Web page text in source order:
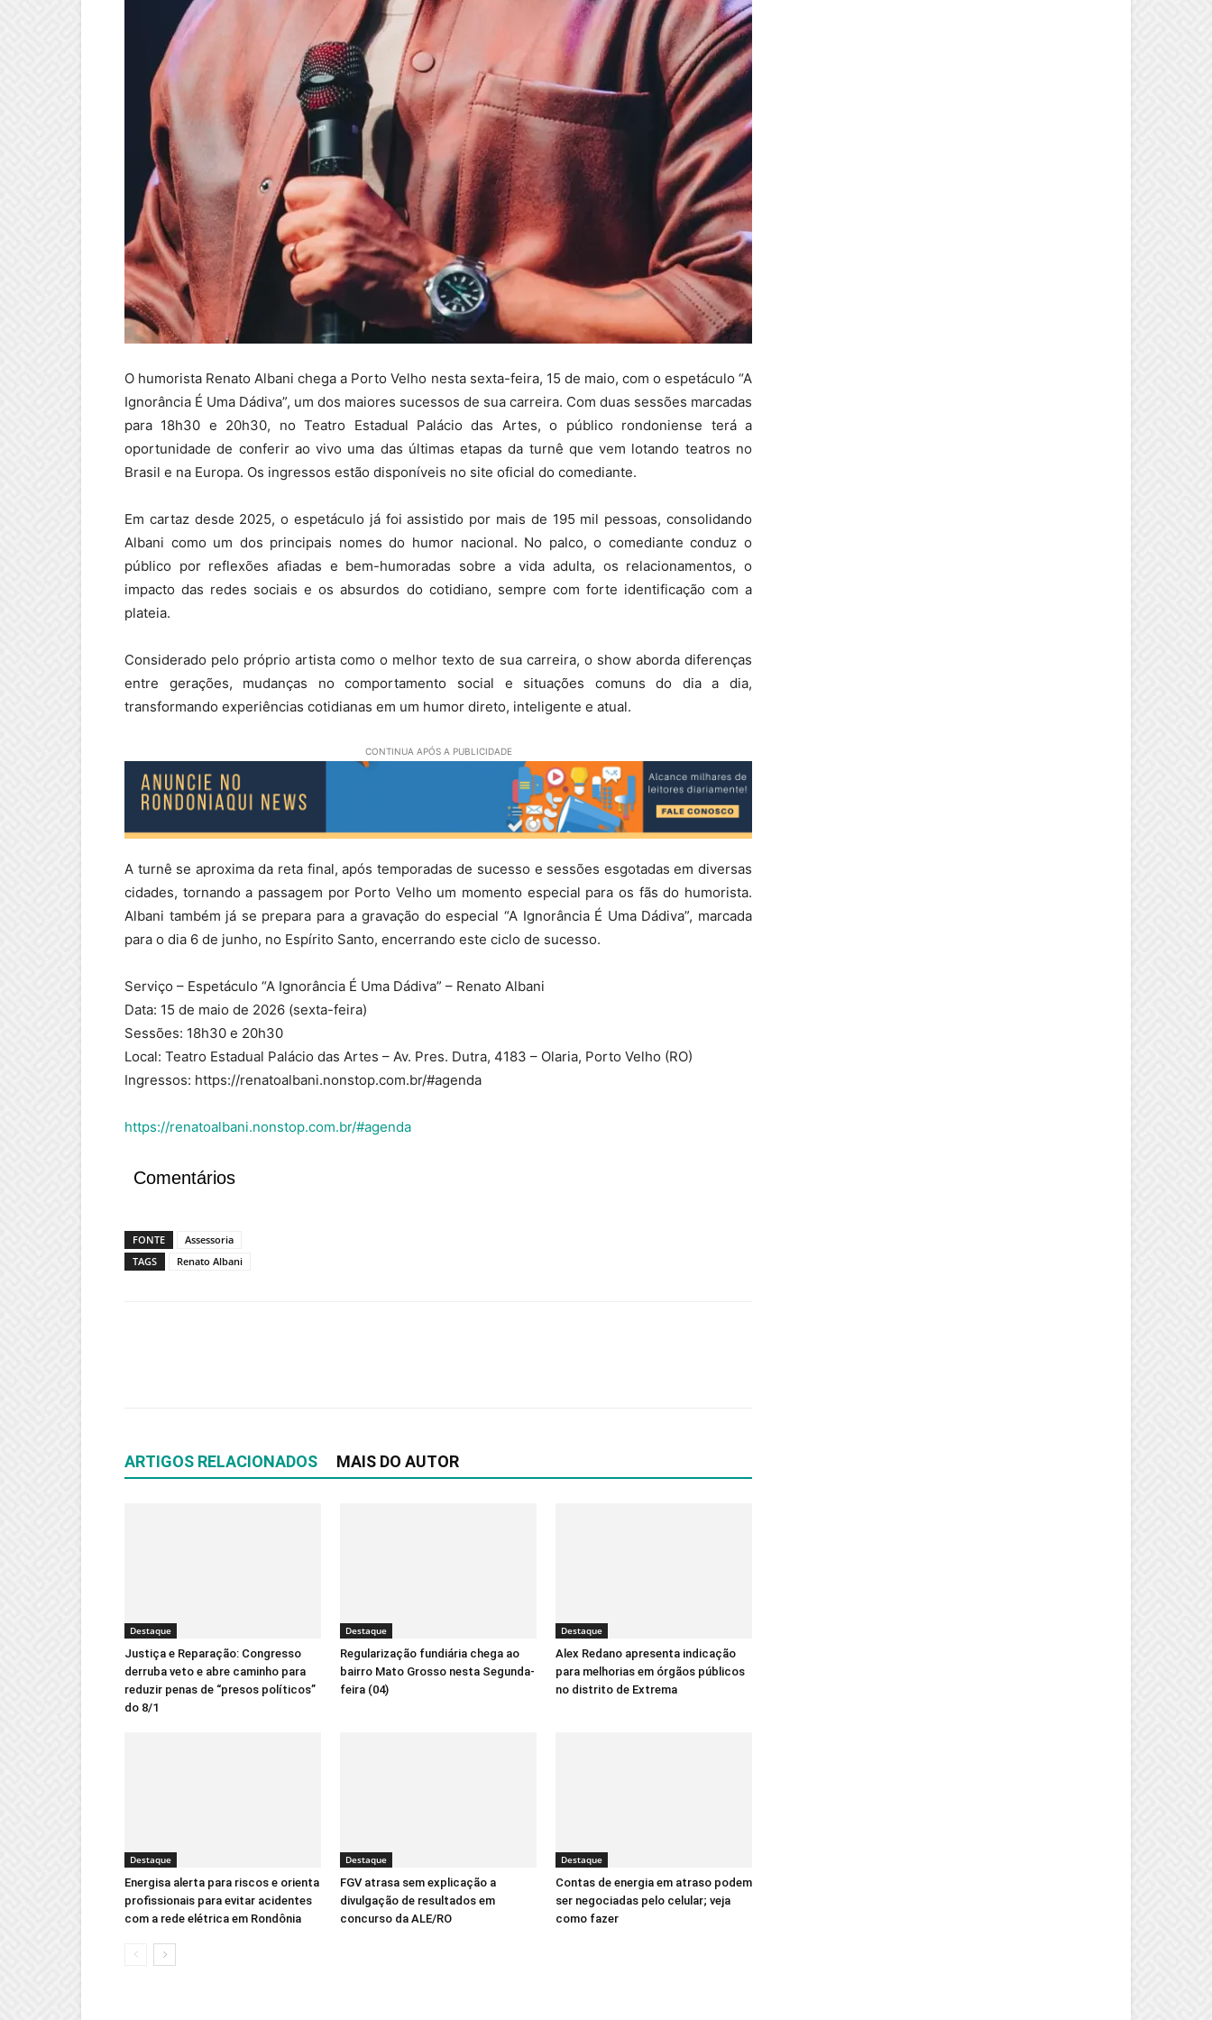
O humorista Renato Albani chega a Porto Velho nesta sexta-feira, 15 de maio, com o espetáculo “A
Ignorância É Uma Dádiva”, um dos maiores sucessos de sua carreira. Com duas sessões marcadas
para 18h30 e 20h30, no Teatro Estadual Palácio das Artes, o público rondoniense terá a
oportunidade de conferir ao vivo uma das últimas etapas da turnê que vem lotando teatros no
Brasil e na Europa. Os ingressos estão disponíveis no site oficial do comediante.
Em cartaz desde 2025, o espetáculo já foi assistido por mais de 195 mil pessoas, consolidando
Albani como um dos principais nomes do humor nacional. No palco, o comediante conduz o
público por reflexões afiadas e bem-humoradas sobre a vida adulta, os relacionamentos, o
impacto das redes sociais e os absurdos do cotidiano, sempre com forte identificação com a
plateia.
Considerado pelo próprio artista como o melhor texto de sua carreira, o show aborda diferenças
entre gerações, mudanças no comportamento social e situações comuns do dia a dia,
transformando experiências cotidianas em um humor direto, inteligente e atual.
CONTINUA APÓS A PUBLICIDADE
A turnê se aproxima da reta final, após temporadas de sucesso e sessões esgotadas em diversas
cidades, tornando a passagem por Porto Velho um momento especial para os fãs do humorista.
Albani também já se prepara para a gravação do especial “A Ignorância É Uma Dádiva”, marcada
para o dia 6 de junho, no Espírito Santo, encerrando este ciclo de sucesso.
Serviço – Espetáculo “A Ignorância É Uma Dádiva” – Renato Albani
Data: 15 de maio de 2026 (sexta-feira)
Sessões: 18h30 e 20h30
Local: Teatro Estadual Palácio das Artes – Av. Pres. Dutra, 4183 – Olaria, Porto Velho (RO)
Ingressos: https://renatoalbani.nonstop.com.br/#agenda
https://renatoalbani.nonstop.com.br/#agenda
Comentários
FONTE
Assessoria
TAGS
Renato Albani
ARTIGOS RELACIONADOS MAIS DO AUTOR
Destaque
Justiça e Reparação: Congresso
derruba veto e abre caminho para
reduzir penas de “presos políticos”
do 8/1
Destaque
Regularização fundiária chega ao
bairro Mato Grosso nesta Segunda-
feira (04)
Destaque
Alex Redano apresenta indicação
para melhorias em órgãos públicos
no distrito de Extrema
Destaque
Energisa alerta para riscos e orienta
profissionais para evitar acidentes
com a rede elétrica em Rondônia
Destaque
FGV atrasa sem explicação a
divulgação de resultados em
concurso da ALE/RO
Destaque
Contas de energia em atraso podem
ser negociadas pelo celular; veja
como fazer